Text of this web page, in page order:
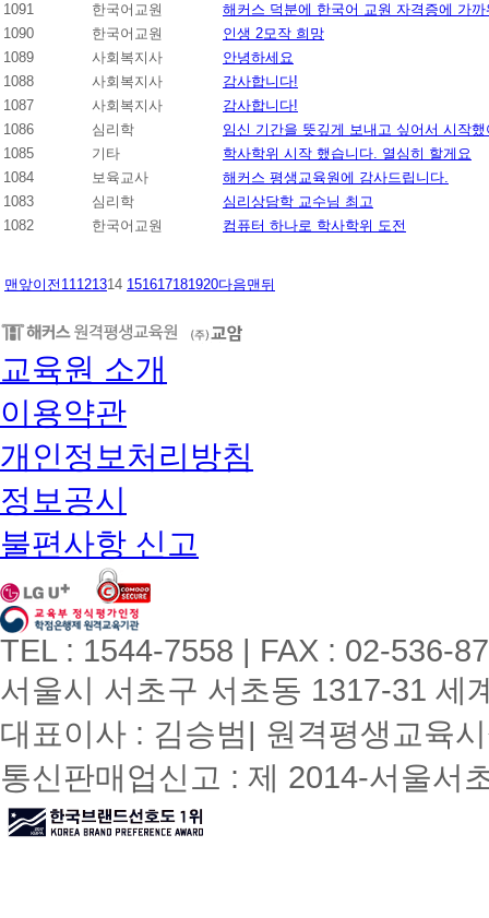
1091
한국어교원
해커스 덕분에 한국어 교원 자격증에 가
1090
한국어교원
인생 2모작 희망
1089
사회복지사
안녕하세요
1088
사회복지사
감사합니다!
1087
사회복지사
감사합니다!
1086
심리학
임신 기간을 뜻깊게 보내고 싶어서 시작했
1085
기타
학사학위 시작 했습니다. 열심히 할게요
1084
보육교사
해커스 평생교육원에 감사드립니다.
1083
심리학
심리상담학 교수님 최고
1082
한국어교원 컴퓨터 하나로 학사학위 도전
맨앞이전 11121314 151617181920다음맨뒤
교육원 소개
이용약관
개인정보처리방침
정보공시
불편사항 신고
TEL : 1544-7558 | FAX : 02-536-
서울시 서초구 서초동 1317-31 세
대표이사 : 김승범| 원격평생교육
통신판매업신고 : 제 2014-서울서